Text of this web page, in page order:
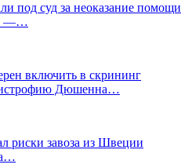
под суд за неоказание помощи
—…
включить в скрининг
Дюшенна…
риски завоза из Швеции